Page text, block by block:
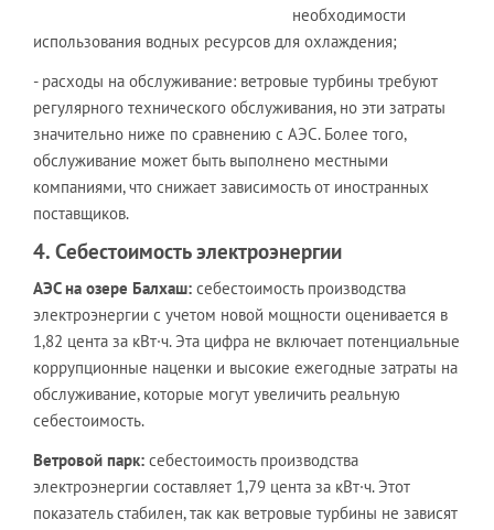
необходимости
использования водных ресурсов для охлаждения;
- расходы на обслуживание: ветровые турбины требуют
регулярного технического обслуживания, но эти затраты
значительно ниже по сравнению с АЭС. Более того,
обслуживание может быть выполнено местными
компаниями, что снижает зависимость от иностранных
поставщиков.
4. Себестоимость электроэнергии
АЭС на озере Балхаш: себестоимость производства
электроэнергии с учетом новой мощности оценивается в
1,82 цента за кВт·ч. Эта цифра не включает потенциальные
коррупционные наценки и высокие ежегодные затраты на
обслуживание, которые могут увеличить реальную
себестоимость.
Ветровой парк: себестоимость производства
электроэнергии составляет 1,79 цента за кВт·ч. Этот
показатель стабилен, так как ветровые турбины не зависят